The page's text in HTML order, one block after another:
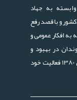
به جهاد
و با قصد رفع
به افکار عمومی و
در بهبود و
توسعه امور کشور در عرصه های مختلف، از سال 1380 فعالیت خود